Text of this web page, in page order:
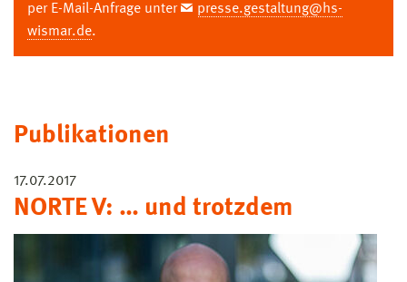
per E-Mail-Anfrage unter
presse.gestaltung@hs-
wismar.de.
Publikationen
17.07.2017
NORTE V: … und trotzdem